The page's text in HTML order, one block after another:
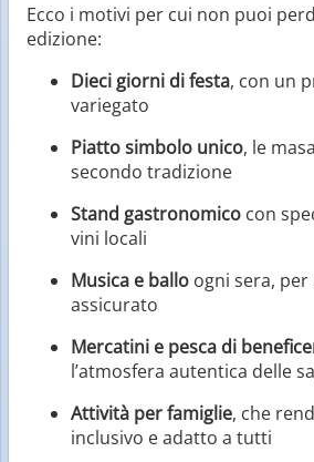
Ecco i motivi per cui non puoi
edizione:
Dieci giorni di festa, con un
variegato
Piatto simbolo unico, le
secondo tradizione
Stand gastronomico con
vini locali
Musica e ballo ogni sera,
assicurato
Mercatini e pesca di
l’atmosfera autentica delle
Attività per famiglie, che
inclusivo e adatto a tutti